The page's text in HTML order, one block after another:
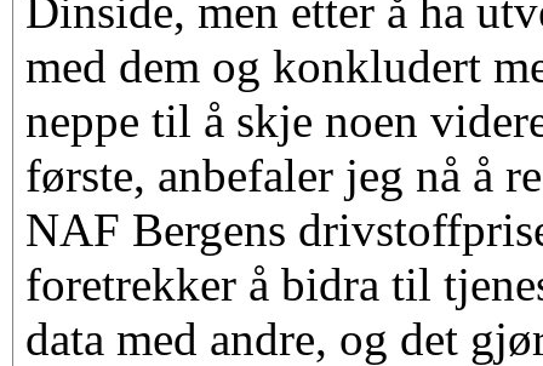
Dinside, men etter å ha
med dem og konkludert
neppe til å skje noen
første, anbefaler jeg nå å
NAF Bergens
foretrekker å bidra til
data med andre, og det